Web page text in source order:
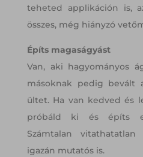
teheted applikáción is,
összes, még hiányzó
Építs magaságyást
Van, aki hagyományos
másoknak pedig bevált
ültet. Ha van kedved és
próbáld ki és építs
Számtalan
igazán mutatós is.